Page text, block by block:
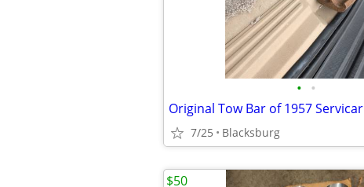
• •
Original Tow Bar of 1957 Servicar
7/25 Blacksburg
$50